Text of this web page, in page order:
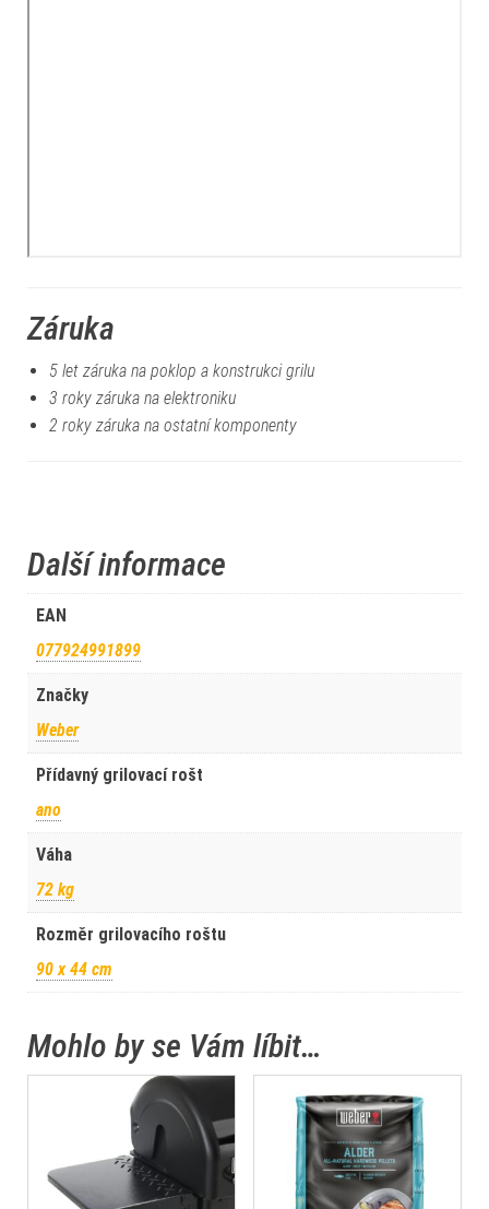
Záruka
5 let záruka na poklop a konstrukci grilu
3 roky záruka na elektroniku
2 roky záruka na ostatní komponenty
Další informace
EAN
077924991899
Značky
Weber
Přídavný grilovací rošt
ano
Váha
72 kg
Rozměr grilovacího roštu
90 x 44 cm
Mohlo by se Vám líbit…